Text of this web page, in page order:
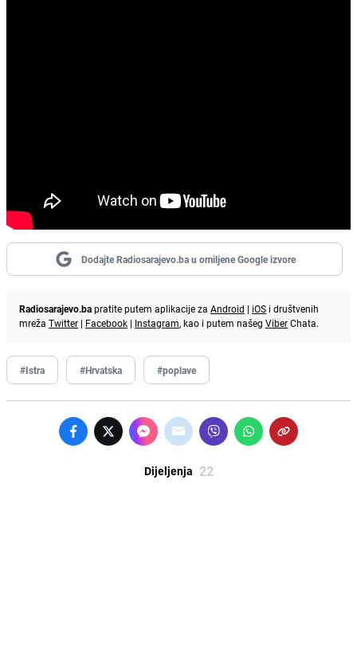
Dodajte Radiosarajevo.ba u omiljene Google izvore
Radiosarajevo.bapratite putem aplikacije za Android | iOS i društvenih
mreža Twitter | Facebook | Instagram, kao i putem našeg ViberChata.
#Istra #Hrvatska #poplave
Dijeljenja 22